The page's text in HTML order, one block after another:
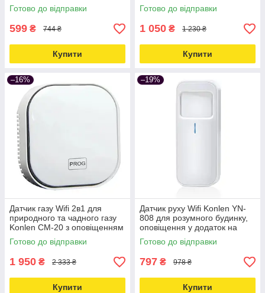
Love&Life -online-multimarket-
Готово до відправки
599 ₴ 744 ₴
Купити
через Tuya smart Love&Life -
online-multimarket-
Готово до відправки
1 050 ₴ 1 230 ₴
Купити
–16%
Датчик газу Wifi 2в1 для
природного та чадного газу
Konlen CM-20 з оповіщенням
на смартфон Love&Life -
online-multimarket-
Готово до відправки
1 950 ₴ 2 333 ₴
Купити
–19%
Датчик руху Wifi Konlen YN-
808 для розумного будинку,
оповіщення у додаток на
смартфон Love&Life -online-
multimarket-
Готово до відправки
797 ₴ 978 ₴
Купити